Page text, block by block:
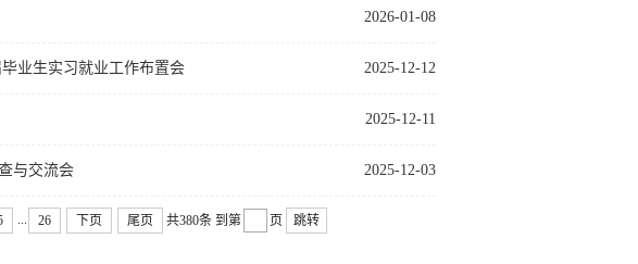
2026-01-08
2025-12-12
业生实习就业工作布置会
2025-12-11
2025-12-03
与交流会
26 下页 尾页 共380条 到第 页 跳转